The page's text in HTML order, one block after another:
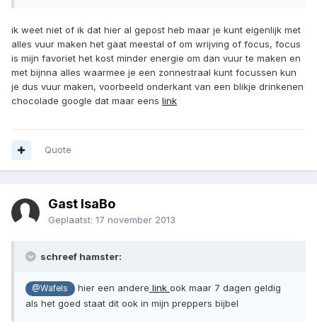
ik weet niet of ik dat hier al gepost heb maar je kunt eigenlijk met
alles vuur maken het gaat meestal of om wrijving of focus, focus
is mijn favoriet het kost minder energie om dan vuur te maken en
met bijnna alles waarmee je een zonnestraal kunt focussen kun
je dus vuur maken, voorbeeld onderkant van een blikje drinkenen
chocolade google dat maar eens link
Quote
Gast IsaBo
Geplaatst: 17 november 2013
schreef hamster:
@Wafels hier een andere link ook maar 7 dagen geldig
als het goed staat dit ook in mijn preppers bijbel